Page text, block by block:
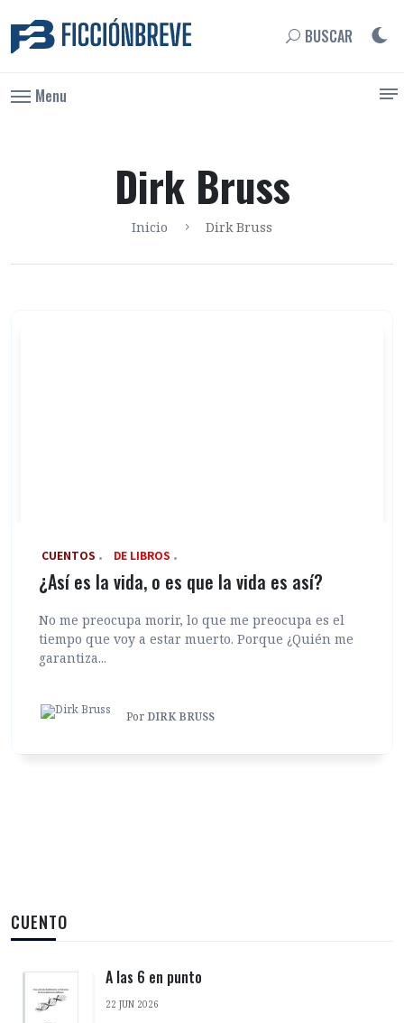
BUSCAR
Menu
Dirk Bruss
Inicio Dirk Bruss
‎ CUENTOS DE LIBROS
¿Así es la vida, o es que la vida es así?
No me preocupa morir, lo que me preocupa es el
tiempo que voy a estar muerto. Porque ¿Quién me
garantiza...
Por DIRK BRUSS
CUENTO
A las 6 en punto
22 JUN 2026